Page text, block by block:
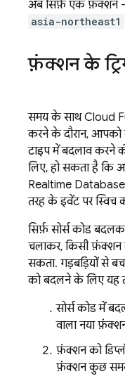
अब सिर्फ़ एक फ़ंक्शन -
asia-northeast1
फ़ंक्शन के
समय के साथCloud
करने के दौरान,
टाइप में बदलाव करने
लिए, हो सकता है
Realtime Database
तरह के इवेंट पर स्विच
सिर्फ़ सोर्स कोड
चलाकर, किसी फ़ंक्शन
सकता. गड़बड़ियों से
को बदलने के लिए यह
सोर्स कोड में
वाला नया
फ़ंक्शन को
फ़ंक्शन कुछ